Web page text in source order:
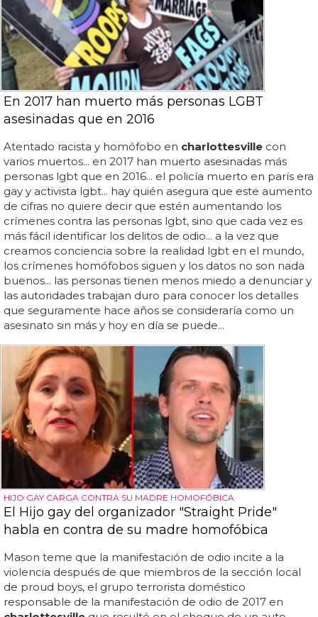
En 2017 han muerto más personas LGBT
asesinadas que en 2016
Atentado racista y homófobo en charlottesville con
varios muertos... en 2017 han muerto asesinadas más
personas lgbt que en 2016... el policía muerto en parís era
gay y activista lgbt... hay quién asegura que este aumento
de cifras no quiere decir que estén aumentando los
crímenes contra las personas lgbt, sino que cada vez es
más fácil identificar los delitos de odio... a la vez que
creamos conciencia sobre la realidad lgbt en el mundo,
los crímenes homófobos siguen y los datos no son nada
buenos... las personas tienen menos miedo a denunciar y
las autoridades trabajan duro para conocer los detalles
que seguramente hace años se consideraría como un
asesinato sin más y hoy en día se puede...
HIJO GAY CARGA CONTRA SU MADRE HOMOFÓBICA
El Hijo gay del organizador "Straight Pride"
habla en contra de su madre homofóbica
Mason teme que la manifestación de odio incite a la
violencia después de que miembros de la sección local
de proud boys, el grupo terrorista doméstico
responsable de la manifestación de odio de 2017 en